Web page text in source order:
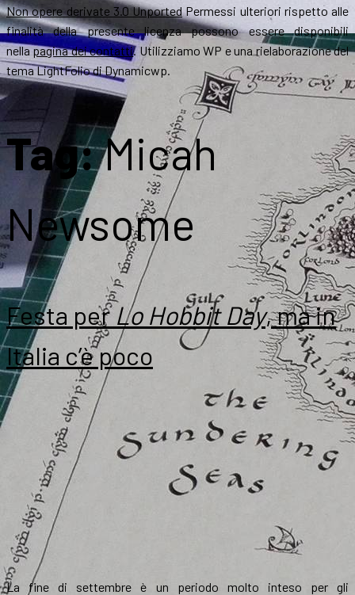
Non opere derivate 3.0 UnportedPermessi ulteriori rispetto alle
finalità della presente licenza possono essere disponibili
nellapagina dei contatti. Utilizziamo WP e una rielaborazione del
tema LightFolio di Dynamicwp.
Tag:Micah
Newsome
Festa perLo Hobbit Day, ma in
Italia c’è poco
La fine di settembre è un periodo molto inteso per gli